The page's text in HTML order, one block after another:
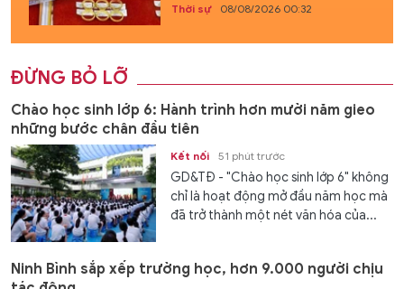
Thời sự 08/08/2026 00:32
ĐỪNG BỎ LỠ
Chào học sinh lớp 6: Hành trình hơn mười năm gieo
những bước chân đầu tiên
Kết nối 51 phút trước
GD&TĐ - "Chào học sinh lớp 6" không
chỉ là hoạt động mở đầu năm học mà
đã trở thành một nét văn hóa của...
Ninh Bình sắp xếp trường học, hơn 9.000 người chịu